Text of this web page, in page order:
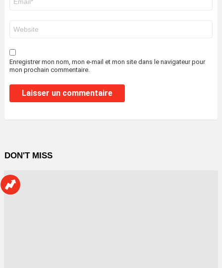
mail
*
web
Enregistrer mon nom, mon e-mail et mon site dans le navigateur pour
mon prochain commentaire.
DON'T MISS